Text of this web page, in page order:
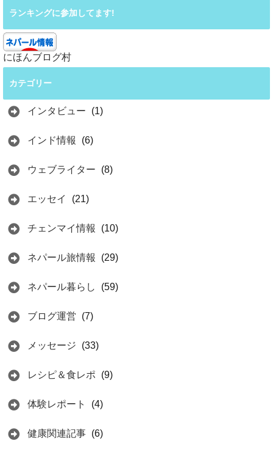
ランキングに参加してます!
にほんブログ村
カテゴリー
インタビュー (1)
インド情報 (6)
ウェブライター (8)
エッセイ (21)
チェンマイ情報 (10)
ネパール旅情報 (29)
ネパール暮らし (59)
ブログ運営 (7)
メッセージ (33)
レシピ＆食レポ (9)
体験レポート (4)
健康関連記事 (6)